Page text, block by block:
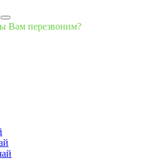
Вам перезвоним?